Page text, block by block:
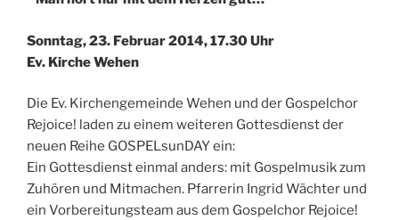
Sonntag, 23. Februar 2014, 17.30 Uhr
Ev. Kirche Wehen
Die Ev. Kirchengemeinde Wehen und der Gospelchor
Rejoice! laden zu einem weiteren Gottesdienst der
neuen Reihe GOSPELsunDAY ein:
Ein Gottesdienst einmal anders: mit Gospelmusik zum
Zuhören und Mitmachen. Pfarrerin Ingrid Wächter und
ein Vorbereitungsteam aus dem Gospelchor Rejoice!